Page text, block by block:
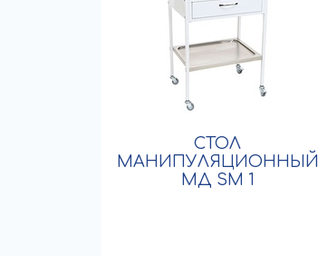
СТОЛ
МАНИПУЛЯЦИОННЫЙ
МД SM 1